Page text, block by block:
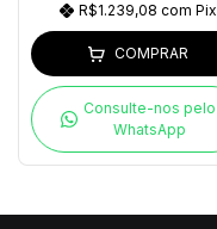
R$1.239,08 com Pix
COMPRAR
Consulte-nos pelo
WhatsApp